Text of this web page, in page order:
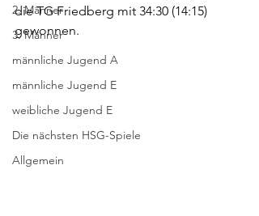
2. Männer
3. Männer
männliche Jugend A
männliche Jugend E
weibliche Jugend E
Die nächsten HSG-Spiele
Allgemein
die TG Friedberg mit 34:30 (14:15)
gewonnen.